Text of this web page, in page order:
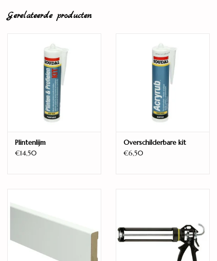
Legmethode
4V (rondom de plank)
Gebruikersklasse
Klasse 31 (licht commercieel en huishoudelijk gebruik)
Warmteweerstand
0,06 m² K/W
eenvoudig te installeren en geschikt voor zowel huishoudelijk als
licht commercieel gebruik.
Gerelateerde producten
Plintenlijm
€14,50
Overschilderbare kit
€6,50